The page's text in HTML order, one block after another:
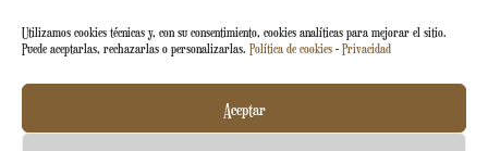
Utilizamos cookies técnicas y, con su consentimiento, cookies analíticas para mejorar el sitio.
Puede aceptarlas, rechazarlas o personalizarlas. Política de cookies - Privacidad
Aceptar
Arti&Inventive ® 2005-2026 | N.º IVA 05070120877 |
Empresa inscrita en el Registro de Artesanos CT-711169 |